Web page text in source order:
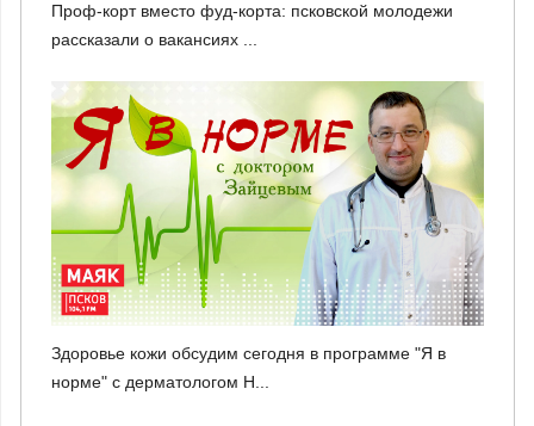
Проф-корт вместо фуд-корта: псковской молодежи
рассказали о вакансиях ...
Здоровье кожи обсудим сегодня в программе "Я в
норме" с дерматологом Н...